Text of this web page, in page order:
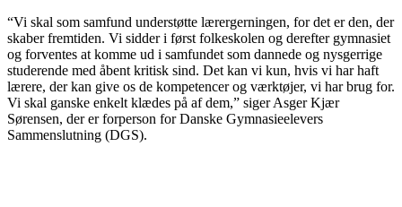
“Vi skal som samfund understøtte lærergerningen, for det er den, der
skaber fremtiden. Vi sidder i først folkeskolen og derefter gymnasiet
og forventes at komme ud i samfundet som dannede og nysgerrige
studerende med åbent kritisk sind. Det kan vi kun, hvis vi har haft
lærere, der kan give os de kompetencer og værktøjer, vi har brug for.
Vi skal ganske enkelt klædes på af dem,” siger Asger Kjær
Sørensen, der er forperson for Danske Gymnasieelevers
Sammenslutning (DGS).